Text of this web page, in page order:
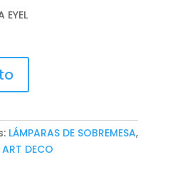
EYEL
LÁMPARAS DE SOBREMESA,
ART DECO